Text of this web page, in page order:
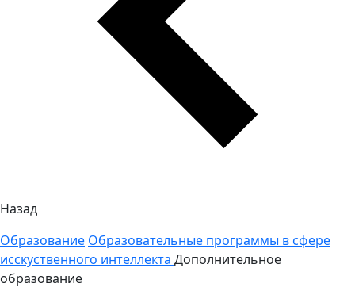
Назад
Образование Образовательные программы в сфере
исскуственного интеллекта Дополнительное
образование